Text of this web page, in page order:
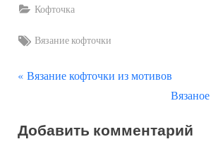
Кофточка
Tags:
Вязание кофточки
Навигация
записям
П
д
Вязание кофточки из мотивов
С
е
Добавить комментарий